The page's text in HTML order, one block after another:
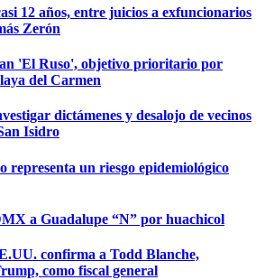
12 años, entre juicios a exfuncionarios
Zerón
'El Ruso', objetivo prioritario por
del Carmen
dictámenes y desalojo de vecinos
Isidro
representa un riesgo epidemiológico
a Guadalupe “N” por huachicol
confirma a Todd Blanche,
como fiscal general